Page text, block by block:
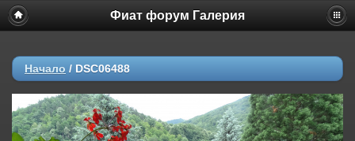
Фиат форум Галерия
Начало / DSC06488